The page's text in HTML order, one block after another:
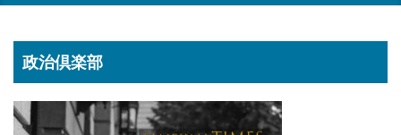
政治倶楽部